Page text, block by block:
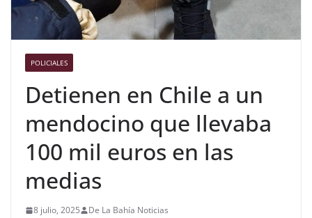
POLICIALES
Detienen en Chile a un
mendocino que llevaba
100 mil euros en las
medias
8 julio, 2025 De La Bahía Noticias